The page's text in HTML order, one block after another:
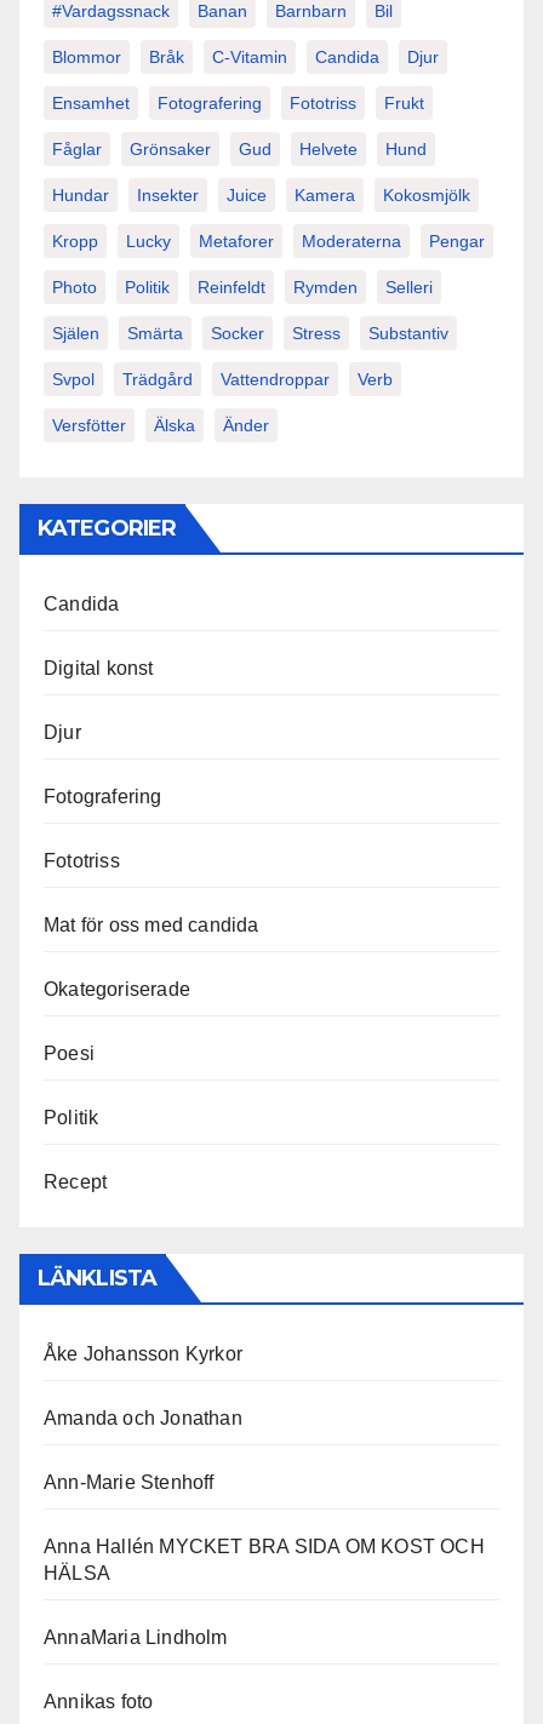
#vardagssnack Banan Barnbarn Bil
Blommor Bråk C-Vitamin Candida Djur
Ensamhet Fotografering Fototriss Frukt
Fåglar Grönsaker Gud Helvete Hund
Hundar Insekter Juice Kamera Kokosmjölk
Kropp Lucky Metaforer Moderaterna Pengar
Photo Politik Reinfeldt Rymden Selleri
Själen Smärta Socker Stress Substantiv
Svpol Trädgård Vattendroppar Verb
Versfötter Älska Änder
KATEGORIER
Candida
Digital konst
Djur
Fotografering
Fototriss
Mat för oss med candida
Okategoriserade
Poesi
Politik
Recept
LÄNKLISTA
Åke Johansson Kyrkor
Amanda och Jonathan
Ann-Marie Stenhoff
Anna Hallén MYCKET BRA SIDA OM KOST OCH
HÄLSA
AnnaMaria Lindholm
Annikas foto